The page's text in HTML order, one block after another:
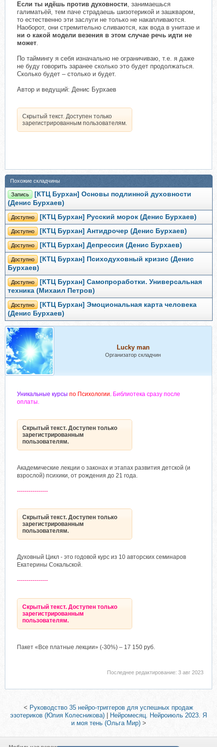
Если ты идёшь против духовности, занимаешься
галиматьёй, тем паче страдаешь шизотерикой и зашкваром,
то естественно эти заслуги не только не накапливаются.
Наоборот, они стремительно сливаются, как вода в унитазе и
ни о какой модели везения в этом случае речь идти не
может.
По таймингу я себя изначально не ограничиваю, т.е. я даже
не буду говорить заранее сколько это будет продолжаться.
Сколько будет – столько и будет.
Автор и ведущий: Денис Бурхаев
Скрытый текст. Доступен только
зарегистрированным пользователям.
Похожие складчины
Запись
[КТЦ Бурхан] Основы подлинной духовности
(Денис Бурхаев)
Доступно [КТЦ Бурхан] Русский морок (Денис Бурхаев)
Доступно [КТЦ Бурхан] Антидрочер (Денис Бурхаев)
Доступно [КТЦ Бурхан] Депрессия (Денис Бурхаев)
Доступно
[КТЦ Бурхан] Психодуховный кризис (Денис
Бурхаев)
Доступно
[КТЦ Бурхан] Самопроработки. Универсальная
техника (Михаил Петров)
Доступно
[КТЦ Бурхан] Эмоциональная карта человека
(Денис Бурхаев)
Lucky man
Организатор складчин
Уникальные курсы по Психологии. Библиотека сразу после
оплаты.
Скрытый текст. Доступен только
зарегистрированным
пользователям.
Академические лекции о законах и этапах развития детской (и
взрослой) психики, от рождения до 21 года.
----------------
Скрытый текст. Доступен только
зарегистрированным
пользователям.
Духовный Цикл - это годовой курс из 10 авторских семинаров
Екатерины Сокальской.
----------------
Скрытый текст. Доступен только
зарегистрированным
пользователям.
Пакет «Все платные лекции» (-30%) – 17 150 руб.
Последнее редактирование: 3 авг 2023
< Руководство 35 нейро-триггеров для успешных продаж
эзотериков (Юлия Колесникова)
Нейромесяц. Нейроиюль 2023. Я
и моя тень (Ольга Мир)>